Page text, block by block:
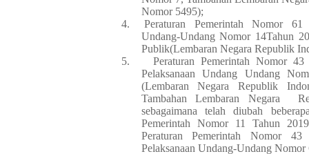
Nomor 5495);
4.
Peraturan Pemerintah Nomor
61
Undang-Undang Nomor 14Tahun
Publik(Lembaran Negara Republik
5.
Peraturan Pemerintah Nomor 43
Pelaksanaan Undang Undang
(Lembaran Negara Republik
Tambahan Lembaran Negara
sebagaimana telah diubah
Pemerintah Nomor 11 Tahun
Peraturan Pemerintah Nomor
Pelaksanaan Undang-Undang Nomor